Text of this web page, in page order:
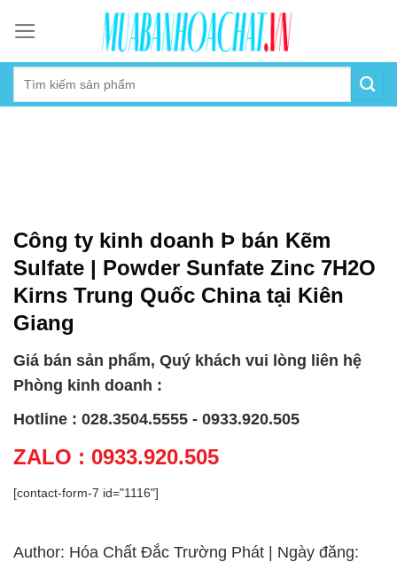
content
Công ty kinh doanh Þ bán Kẽm
Sulfate | Powder Sunfate Zinc 7H2O
Kirns Trung Quốc China tại Kiên
Giang
Giá bán sản phẩm, Quý khách vui lòng liên hệ
Phòng kinh doanh :
Hotline : 028.3504.5555 - 0933.920.505
ZALO : 0933.920.505
[contact-form-7 id="1116"]
Author: Hóa Chất Đắc Trường Phát | Ngày đăng: